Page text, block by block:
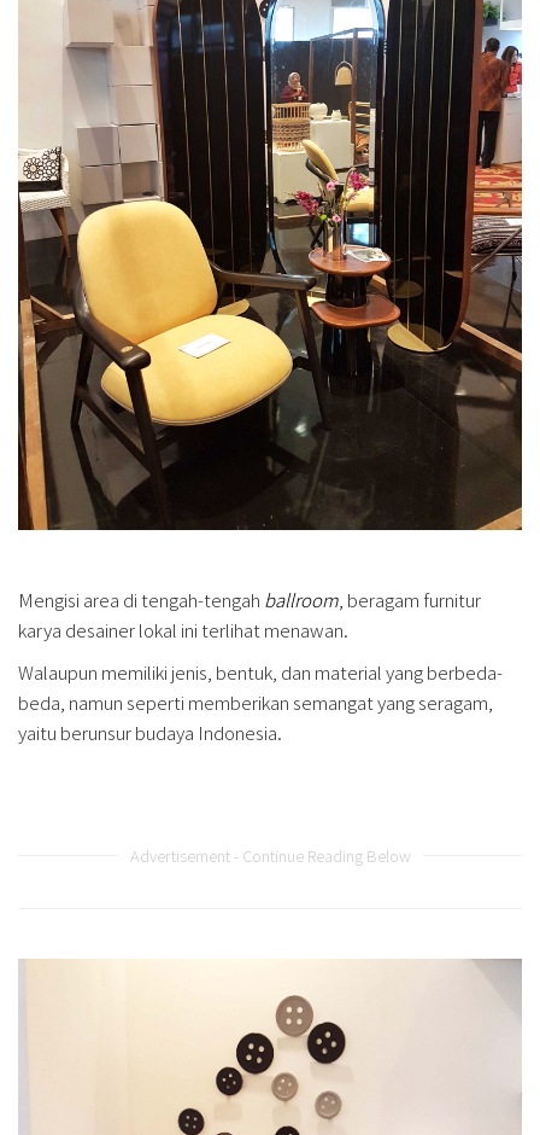
Mengisi area di tengah-tengah ballroom , beragam furnitur
karya desainer lokal ini terlihat menawan.
Walaupun memiliki jenis, bentuk, dan material yang berbeda-
beda, namun seperti memberikan semangat yang seragam,
yaitu berunsur budaya Indonesia.
Advertisement - Continue Reading Below